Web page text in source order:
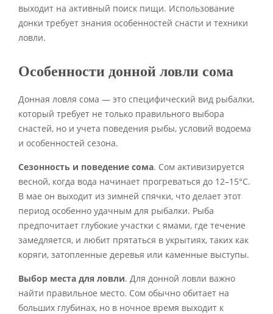
выходит на активный поиск пищи. Использование
донки требует знания особенностей снасти и техники
ловли.
Особенности донной ловли сома
Донная ловля сома — это специфический вид рыбалки,
который требует не только правильного выбора
снастей, но и учета поведения рыбы, условий водоема
и особенностей сезона.
Сезонность и поведение сома. Сом активизируется
весной, когда вода начинает прогреваться до 12–15°C.
В мае он выходит из зимней спячки, что делает этот
период особенно удачным для рыбалки. Рыба
предпочитает глубокие участки с ямами, где течение
замедляется, и любит прятаться в укрытиях, таких как
коряги, затопленные деревья или каменные выступы.
Выбор места для ловли. Для донной ловли важно
найти правильное место. Сом обычно обитает на
больших глубинах, но в ночное время выходит к